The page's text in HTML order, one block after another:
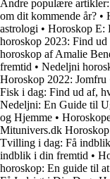
Andre populære artikler:
om dit kommende år? •
astrologi • Horoskop E:
horoskop 2023: Find
horoskop af Amalie
fremtid • Nedeljni
Horoskop 2022: Jomfru
Fisk i dag: Find ud af,
Nedeljni: En Guide til
og Hjemme •
Mitunivers.dk
Tvilling i dag: Få
indblik i din fremtid •
horoskop: En guide til